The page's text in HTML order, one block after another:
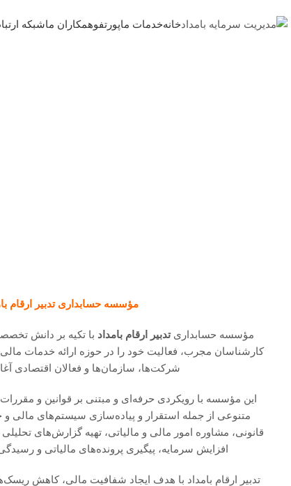
خانهخدمات ماپورتفوهمکاران ماشبکه
مؤسسه حسابداری تدبیر ارقام
مؤسسه حسابداریتدبیر ارقام بامداد با تکیه بر دانش
کارشناسان مجرب، فعالیت خود را در حوزه ارائه خدمات
شرکت‌ها، سازمان‌ها و فعالان اقتصادی
این مؤسسه با رویکردی حرفه‌ای و مبتنی بر قوانین و
متنوعی از جمله استقرار و پیاده‌سازی سیستم‌های مالی و
قانونی، مشاوره امور مالی و مالیاتی، تهیه گزارش‌های
افزایش سرمایه، پیگیری پرونده‌های مالیاتی و
تدبیر ارقام بامداد با هدف ایجاد شفافیت مالی، کاهش